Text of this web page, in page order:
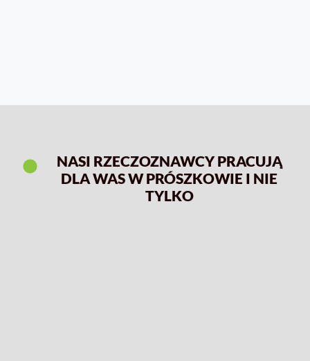
NASI RZECZOZNAWCY PRACUJĄ
DLA WAS W PRÓSZKOWIE I NIE
TYLKO